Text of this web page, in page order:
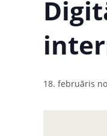
18. februāris